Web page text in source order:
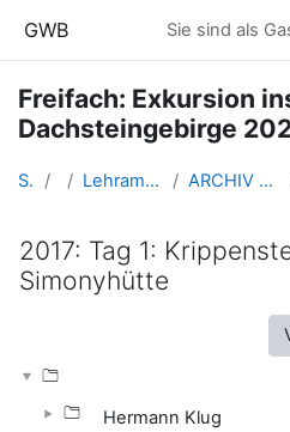
GWB Sie sind als
Freifach: Exkursion
Dachsteingebirge
Startseite Kurse Lehramtsausbildung GW im Cluster Österreich Mitte ARCHIV - Lehrveranstaltungen am Standort Linz - seit 2016
2017: Tag 1:
Simonyhütte
Hermann Klug